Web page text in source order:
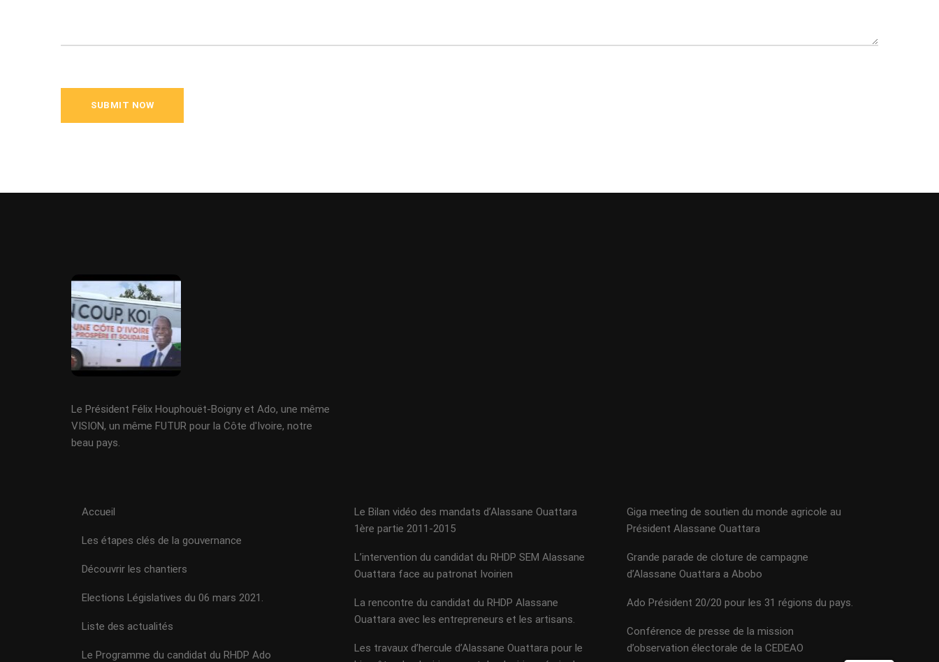
Le Président Félix Houphouët-Boigny et Ado, une même
VISION, un même FUTUR pour la Côte d'Ivoire, notre
beau pays.
Accueil
Les étapes clés de la gouvernance
Découvrir les chantiers
Elections Législatives du 06 mars 2021.
Liste des actualités
Le Programme du candidat du RHDP Ado
Le Bilan vidéo des mandats d’Alassane Ouattara
1ère partie 2011-2015
L’intervention du candidat du RHDP SEM Alassane
Ouattara face au patronat Ivoirien
La rencontre du candidat du RHDP Alassane
Ouattara avec les entrepreneurs et les artisans.
Les travaux d’hercule d’Alassane Ouattara pour le
Giga meeting de soutien du monde agricole au
Président Alassane Ouattara
Grande parade de cloture de campagne
d’Alassane Ouattara a Abobo
Ado Président 20/20 pour les 31 régions du pays.
Conférence de presse de la mission
d’observation électorale de la CEDEAO